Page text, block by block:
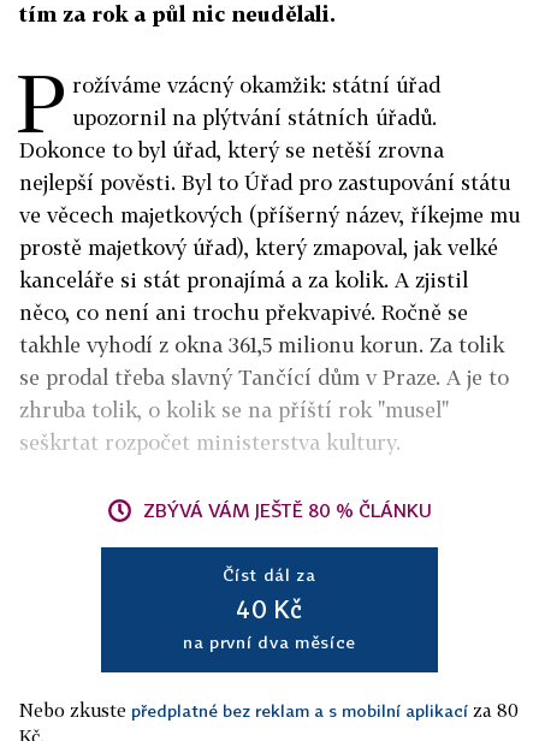
tím za rok a půl nic neudělali.
P rožíváme vzácný okamžik: státní úřad
upozornil na plýtvání státních úřadů.
Dokonce to byl úřad, který se netěší zrovna
nejlepší pověsti. Byl to Úřad pro zastupování státu
ve věcech majetkových (příšerný název, říkejme mu
prostě majetkový úřad), který zmapoval, jak velké
kanceláře si stát pronajímá a za kolik. A zjistil
něco, co není ani trochu překvapivé. Ročně se
takhle vyhodí z okna 361,5 milionu korun. Za tolik
se prodal třeba slavný Tančící dům v Praze. A je to
zhruba tolik, o kolik se na příští rok "musel"
seškrtat rozpočet ministerstva kultury.
ZBÝVÁ VÁM JEŠTĚ 80 % ČLÁNKU
Číst dál za
40 Kč
na první dva měsíce
Nebo zkuste předplatné bez reklam a s mobilní aplikací za 80
Kč.